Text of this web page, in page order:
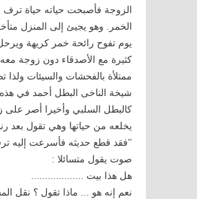
الزوجة فأصبحت حياته حياة
الخمر. وهو يجيئ إلى المنزل
يوم تفوح رائحة خمر كريهة
كثيرة مع الأصدقاء دون زوجة معه
ممتلأة بالفحشات والسيئات ولذا
شيخة الناخى البطل أحمد في
كالبطل السلبي وأخيرا أصر على
يخلعه من حياتها وهي تقول بعد
"فقد قطع حديثه فأسرعت إليه
صوت يقول متسائلا :
هل هذا بيت ...................
نعم إنه هو ... ماذا تقول ؟ نقل